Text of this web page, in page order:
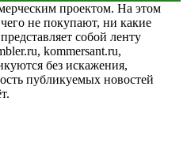
проектом. На этом
не покупают, ни какие
собой ленту
kommersant.ru,
без искажения,
публикуемых новостей